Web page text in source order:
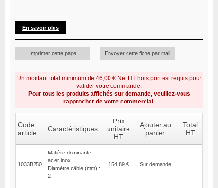
En savoir plus
Imprimer cette page Envoyer cette fiche par mail
Un montant total minimum de 46,00 € Net HT hors port est requis pour
valider votre commande.
Pour tous les produits affichés sur demande, veuillez-vous
rapprocher de votre commercial.
Code
article
Caractéristiques
Prix
unitaire
HT
Ajouter au
panier
Total
HT
1033B250
Matière dominante :
acier inox
Diamètre câble (mm) :
2
154,89 € Sur demande